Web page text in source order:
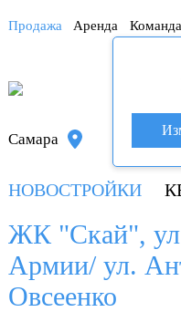
Продажа Аренда Команда
Самара
НОВОСТРОЙКИ
ЖК "Скай",
Армии/ ул.
Овсеенко